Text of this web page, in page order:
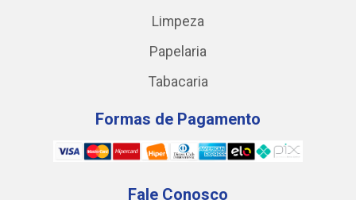
Limpeza
Papelaria
Tabacaria
Formas de Pagamento
Fale Conosco